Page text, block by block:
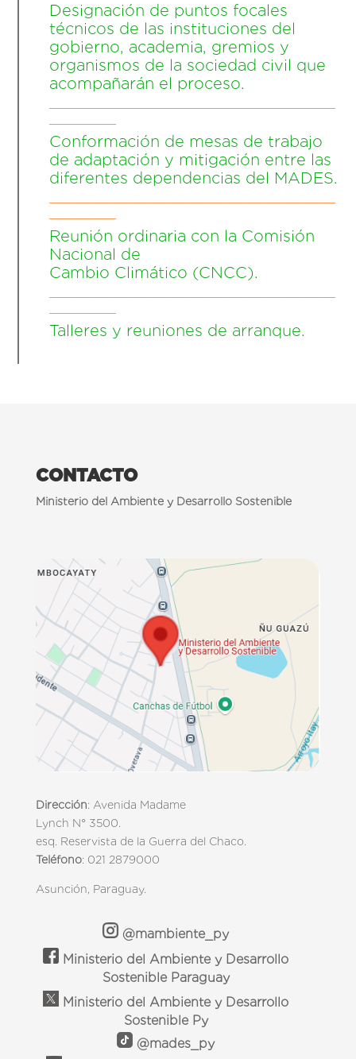
Designación de puntos focales
técnicos de las instituciones del
gobierno, academia, gremios y
organismos de la sociedad civil que
acompañarán el proceso.
Conformación de mesas de trabajo
de adaptación y mitigación entre las
diferentes dependencias del MADES.
Reunión ordinaria con la Comisión
Nacional de
Cambio Climático (CNCC).
Talleres y reuniones de arranque.
CONTACTO
Ministerio del Ambiente y Desarrollo Sostenible
Dirección: Avenida Madame
Lynch N° 3500.
esq. Reservista de la Guerra del Chaco.
Teléfono: 021 2879000
Asunción, Paraguay.
@mambiente_py
Ministerio del Ambiente y Desarrollo
Sostenible Paraguay
Ministerio del Ambiente y Desarrollo
Sostenible Py
@mades_py